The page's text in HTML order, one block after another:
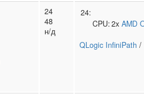
24
48
н/д
24:
CPU:2x AMD
QLogic InfiniPath /